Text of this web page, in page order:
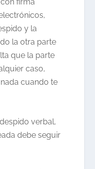
y la
la otra parte
que la parte
caso,
cuando te
verbal,
debe seguir